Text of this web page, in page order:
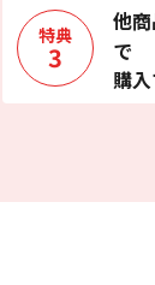
特典
3
他
で
購入